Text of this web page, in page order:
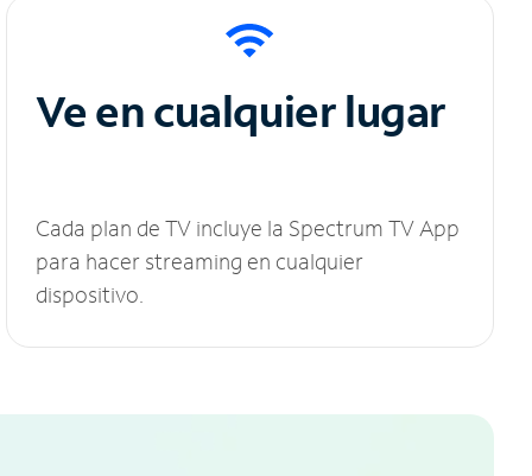
Ve en cualquier lugar
Cada plan de TV incluye la Spectrum TV App
para hacer streaming en cualquier
dispositivo.